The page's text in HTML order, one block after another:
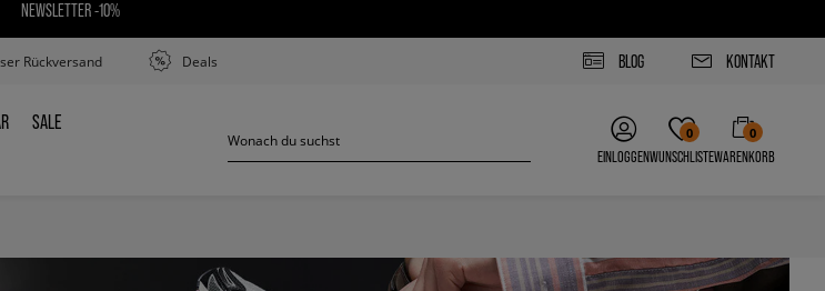
NEWSLETTER -10%
Rückversand Deals BLOG KONTAKT
SALE
SALE
EINLOGGEN
0
WUNSCHLISTE
0
WARENKORB